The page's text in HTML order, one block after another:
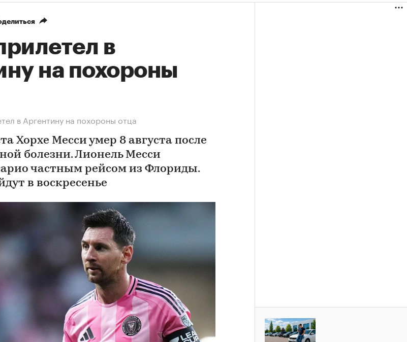
в
на похороны
в Аргентину на похороны отца
Хорхе Месси умер 8 августа после
болезни. Лионель Месси
частным рейсом из Флориды.
в воскресенье